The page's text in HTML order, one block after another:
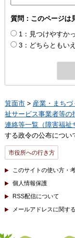
質問：このページは
1：見つけやすか
3：どちらともい
箕面市 > 産業・まちづ
祉サービス事業者等の
連絡等一覧（障害福祉
する政令の公布につい
市役所への行き方
このサイトの使い方・
個人情報保護
RSS配信について
メールアドレスに関す